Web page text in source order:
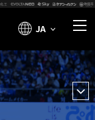
JA